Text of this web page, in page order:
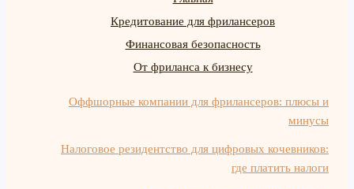
Кредитование для фрилансеров
Финансовая безопасность
От фриланса к бизнесу
Оффшорные компании для фрилансеров: плюсы и
минусы
Налоговое резидентство для цифровых кочевников:
где платить налоги